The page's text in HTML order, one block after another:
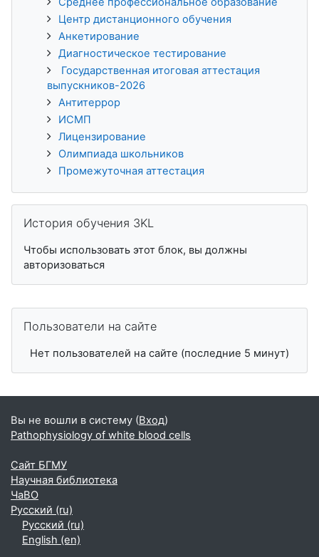
Центр дистанционного обучения
Анкетирование
Диагностическое тестирование
Государственная итоговая аттестация
выпускников-2026
Антитеррор
ИСМП
Лицензирование
Олимпиада школьников
Промежуточная аттестация
История обучения 3KL
Чтобы использовать этот блок, вы должны
авторизоваться
Пользователи на сайте
Нет пользователей на сайте (последние 5 минут)
Вы не вошли в систему (Вход)
Pathophysiology of white blood cells
Сайт БГМУ
Научная библиотека
ЧаВО
Русский ‎(ru)‎
Русский ‎(ru)‎
English ‎(en)‎